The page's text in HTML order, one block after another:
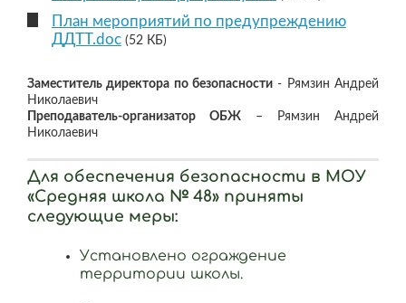
План мероприятий по предупреждению
ДДТТ.doc (52 КБ)
Заместитель директора по безопасности - Рямзин Андрей
Николаевич
Преподаватель-организатор ОБЖ – Рямзин Андрей
Николаевич
Для обеспечения безопасности в МОУ
«Средняя школа № 48» приняты
следующие меры:
Установлено ограждение
территории школы.